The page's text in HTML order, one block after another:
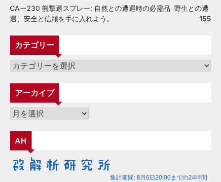
CAー230 熊撃退スプレー: 自然との遭遇時の必需品 野生との遭
遇、安全と信頼を手に入れよう。
155
カテゴリー
カ
ゴ
リ
ー
アーカイブ
ア
カ
イ
ブ
AH